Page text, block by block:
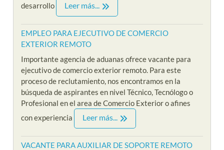
desarrollo
Leer más...
EMPLEO PARA EJECUTIVO DE COMERCIO
EXTERIOR REMOTO
Importante agencia de aduanas ofrece vacante para
ejecutivo de comercio exterior remoto. Para este
proceso de reclutamiento, nos encontramos en la
búsqueda de aspirantes en nivel Técnico, Tecnólogo o
Profesional en el area de Comercio Exterior o afines
con experiencia
Leer más...
VACANTE PARA AUXILIAR DE SOPORTE REMOTO